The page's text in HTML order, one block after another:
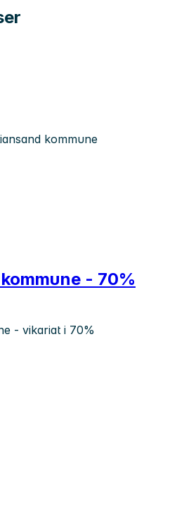
kommune
- 70%
- vikariat i 70%